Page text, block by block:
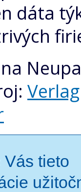
dáta
Verlag
Vás tieto